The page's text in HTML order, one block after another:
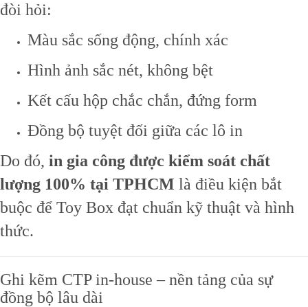
đòi hỏi:
Màu sắc sống động, chính xác
Hình ảnh sắc nét, không bệt
Kết cấu hộp chắc chắn, đứng form
Đồng bộ tuyệt đối giữa các lô in
Do đó, in gia công được kiểm soát chất
lượng 100% tại TPHCM là điều kiện bắt
buộc để Toy Box đạt chuẩn kỹ thuật và hình
thức.
Ghi kẽm CTP in-house – nền tảng của sự
đồng bộ lâu dài